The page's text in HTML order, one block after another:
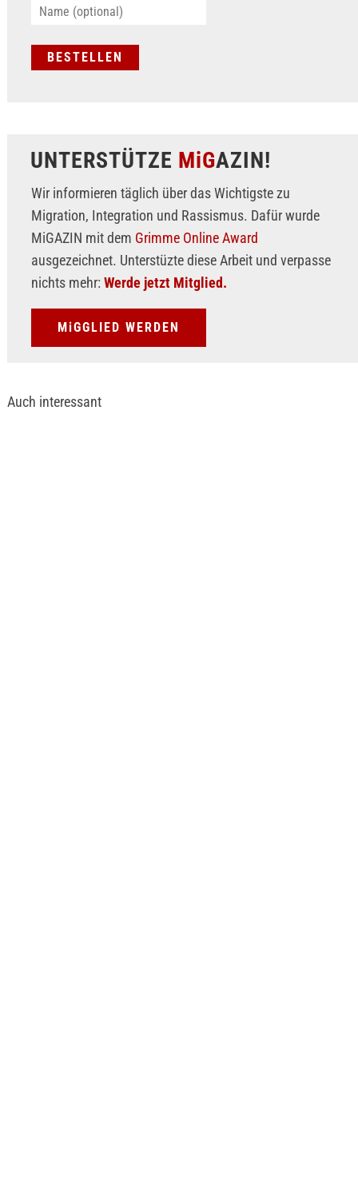
UNTERSTÜTZE MiGAZIN!
Wir informieren täglich über das Wichtigste zu
Migration, Integration und Rassismus. Dafür wurde
MiGAZIN mit dem Grimme Online Award
ausgezeichnet. Unterstüzte diese Arbeit und verpasse
nichts mehr: Werde jetzt Mitglied.
MiGGLIED WERDEN
Auch interessant